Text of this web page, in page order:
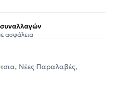
ασφάλεια
, Νέες Παραλαβές,